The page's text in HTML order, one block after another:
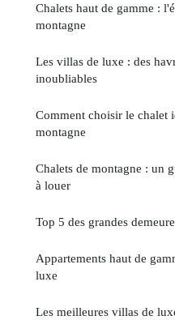
Chalets haut de gamme :
montagne
Les villas de luxe : des
inoubliables
Comment choisir le chalet
montagne
Chalets de montagne : un
à louer
Top 5 des grandes
Appartements haut de
luxe
Les meilleures villas de